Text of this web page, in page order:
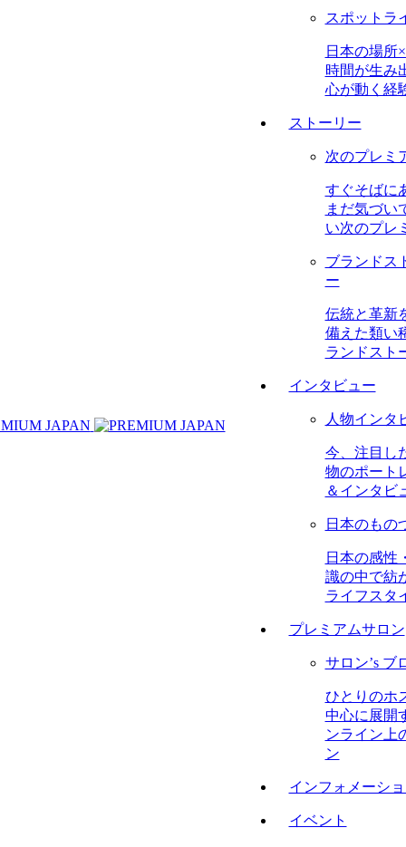
スポットラ
日本の場所
時間が生み
心が動く経
ストーリー
次のプレミ
すぐそばに
まだ気づい
い次のプレ
ブランドス
ー
伝統と革新
備えた類い
ランドスト
インタビュー
人物インタ
今、注目し
物のポート
＆インタビ
日本のもの
日本の感性
識の中で紡
ライフスタ
プレミアムサロン
サロン’s ブ
ひとりのホ
中心に展開
ンライン上
ン
インフォメーシ
イベント